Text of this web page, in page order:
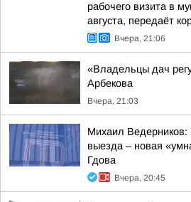
рабочего визита в
августа, передаёт
Вчера, 21:06
«Владельцы дач
Арбекова
Вчера, 21:03
Михаил Ведерников:
выезда – новая
Гдова
Вчера, 20:45